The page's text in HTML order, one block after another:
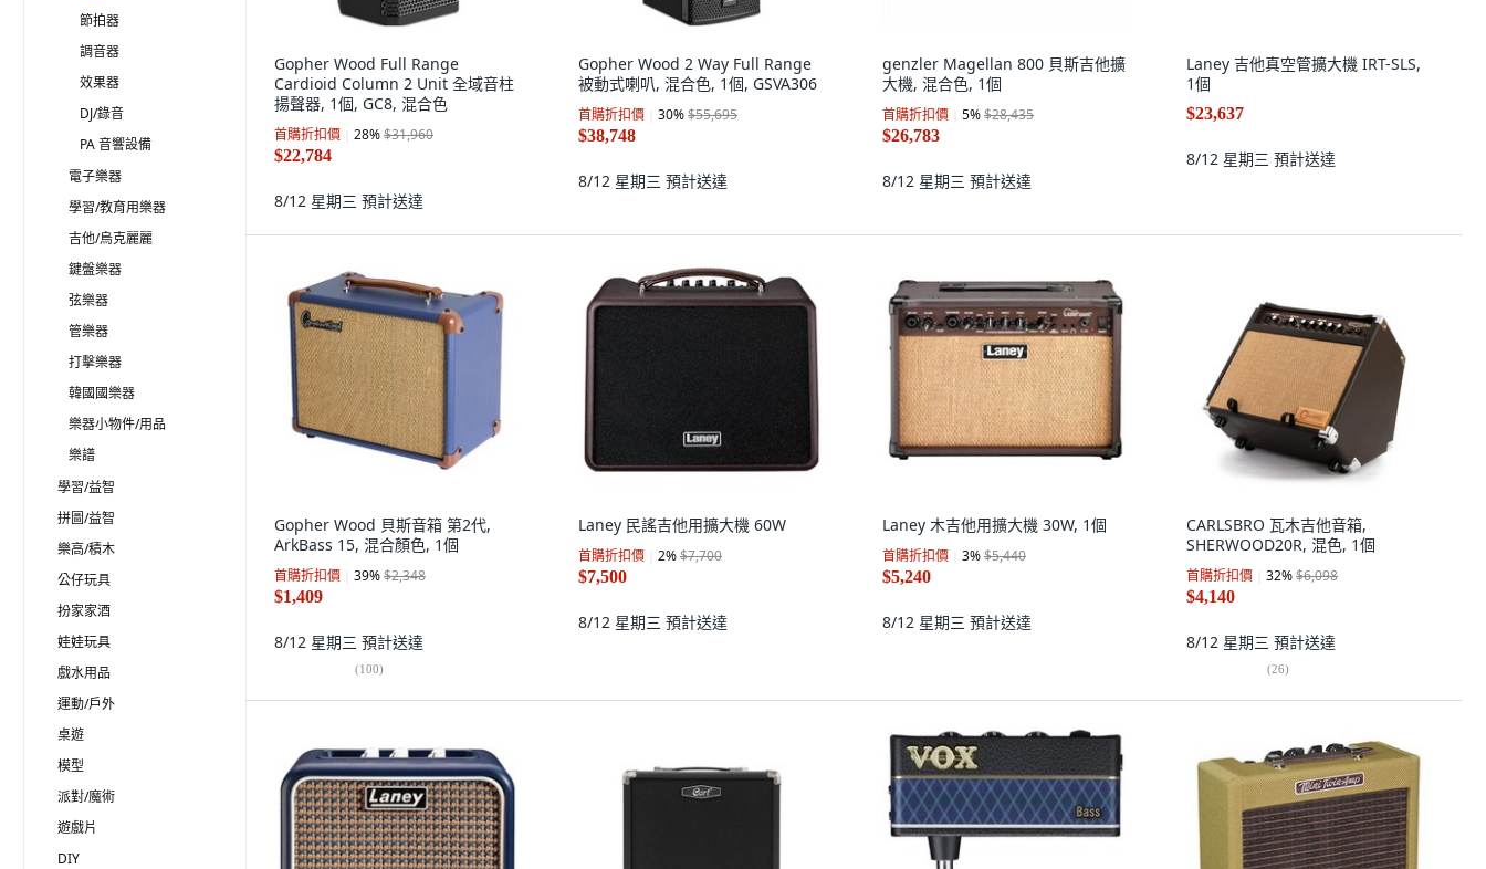
節拍器
調音器
效果器
DJ/錄音
PA 音響設備
電子樂器
學習/教育用樂器
吉他/烏克麗麗
鍵盤樂器
弦樂器
管樂器
打擊樂器
韓國國樂器
樂器小物件/用品
樂譜
學習/益智
拼圖/益智
樂高/積木
公仔玩具
扮家家酒
娃娃玩具
戲水用品
運動/戶外
桌遊
模型
派對/魔術
遊戲片
DIY
Gopher Wood Full Range
Cardioid Column 2 Unit 全域音柱
揚聲器, 1個, GC8, 混合色
首購折扣價 28%$31,960
$22,784
8/12 星期三 預計送達
Gopher Wood 2 Way Full Range
被動式喇叭, 混合色, 1個, GSVA306
首購折扣價 30%$55,695
$38,748
8/12 星期三 預計送達
genzler Magellan 800 貝斯吉他擴
大機, 混合色, 1個
首購折扣價 5%$28,435
$26,783
8/12 星期三 預計送達
Laney 吉他真空管擴大機 IRT-SLS,
1個
$23,637
8/12 星期三 預計送達
Gopher Wood 貝斯音箱 第2代,
ArkBass 15, 混合顏色, 1個
首購折扣價 39%$2,348
$1,409
8/12 星期三 預計送達
(100)
Laney 民謠吉他用擴大機 60W
首購折扣價 2%$7,700
$7,500
8/12 星期三 預計送達
Laney 木吉他用擴大機 30W, 1個
首購折扣價 3%$5,440
$5,240
8/12 星期三 預計送達
CARLSBRO 瓦木吉他音箱,
SHERWOOD20R, 混色, 1個
首購折扣價 32%$6,098
$4,140
8/12 星期三 預計送達
(26)